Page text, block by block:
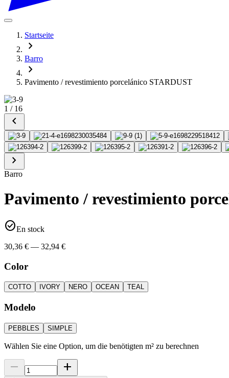
Startseite
chevron_right
Barro
chevron_right
Pavimento / revestimiento porcelánico STARDUST
1 / 16
chevron_left
chevron_right
Barro
Pavimento / revestimiento
check_circleEn stock
30,36 € — 32,94 €
Color
COTTO IVORY NERO OCEAN TEAL
Modelo
PEBBLES SIMPLE
Wählen Sie eine Option, um die benötigten m² zu berechnen
remove
add